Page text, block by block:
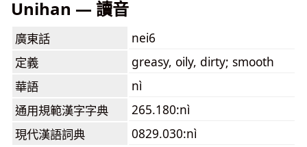
Unihan — 讀音
廣東話
nei6
定義
greasy, oily, dirty; smooth
華語
nì
通用規範漢字字典
265.180:nì
現代漢語詞典
0829.030:nì